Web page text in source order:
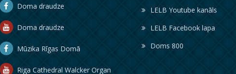
Doma draudze
Doma draudze
Mūzika Rīgas Domā
Riga Cathedral Walcker Organ
LELB Youtube kanāls
LELB Facebook lapa
Doms 800